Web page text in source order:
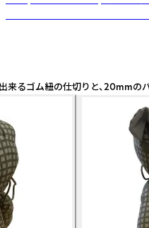
るゴム紐の仕切りと、